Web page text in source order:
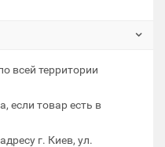
всей территории
если товар есть в
г. Киев, ул.